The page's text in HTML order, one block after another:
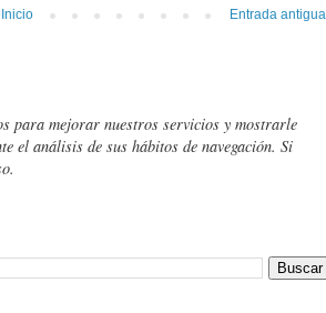
Entrada antigua
Inicio
para mejorar nuestros servicios y mostrarle
el análisis de sus hábitos de navegación. Si